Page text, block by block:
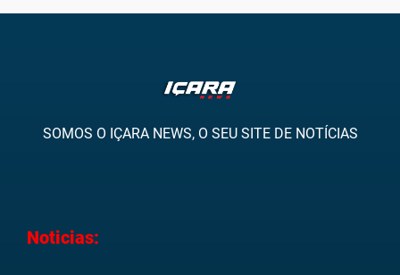
SOMOS O IÇARA NEWS, O SEU SITE DE NOTÍCIAS
Noticias: